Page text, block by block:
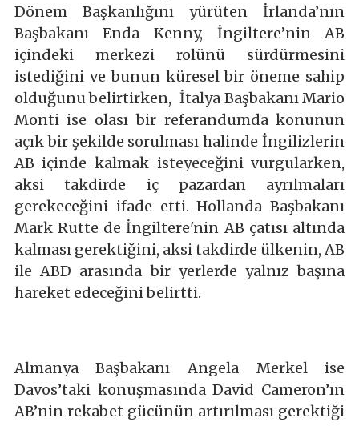
Dönem Başkanlığını yürüten İrlanda’nın
Başbakanı Enda Kenny, İngiltere’nin AB
içindeki merkezi rolünü sürdürmesini
istediğini ve bunun küresel bir öneme sahip
olduğunu belirtirken, İtalya Başbakanı Mario
Monti ise olası bir referandumda konunun
açık bir şekilde sorulması halinde İngilizlerin
AB içinde kalmak isteyeceğini vurgularken,
aksi takdirde iç pazardan ayrılmaları
gerekeceğini ifade etti. Hollanda Başbakanı
Mark Rutte de İngiltere'nin AB çatısı altında
kalması gerektiğini, aksi takdirde ülkenin, AB
ile ABD arasında bir yerlerde yalnız başına
hareket edeceğini belirtti.
Almanya Başbakanı Angela Merkel ise
Davos’taki konuşmasında David Cameron’ın
AB’nin rekabet gücünün artırılması gerektiği